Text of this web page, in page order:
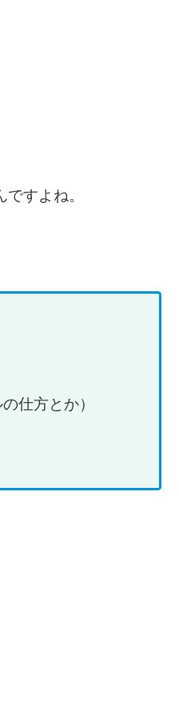
すよね。
仕方とか）